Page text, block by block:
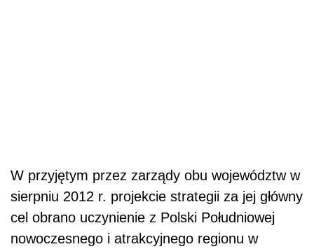
W przyjętym przez zarządy obu województw w
sierpniu 2012 r. projekcie strategii za jej główny
cel obrano uczynienie z Polski Południowej
nowoczesnego i atrakcyjnego regionu w